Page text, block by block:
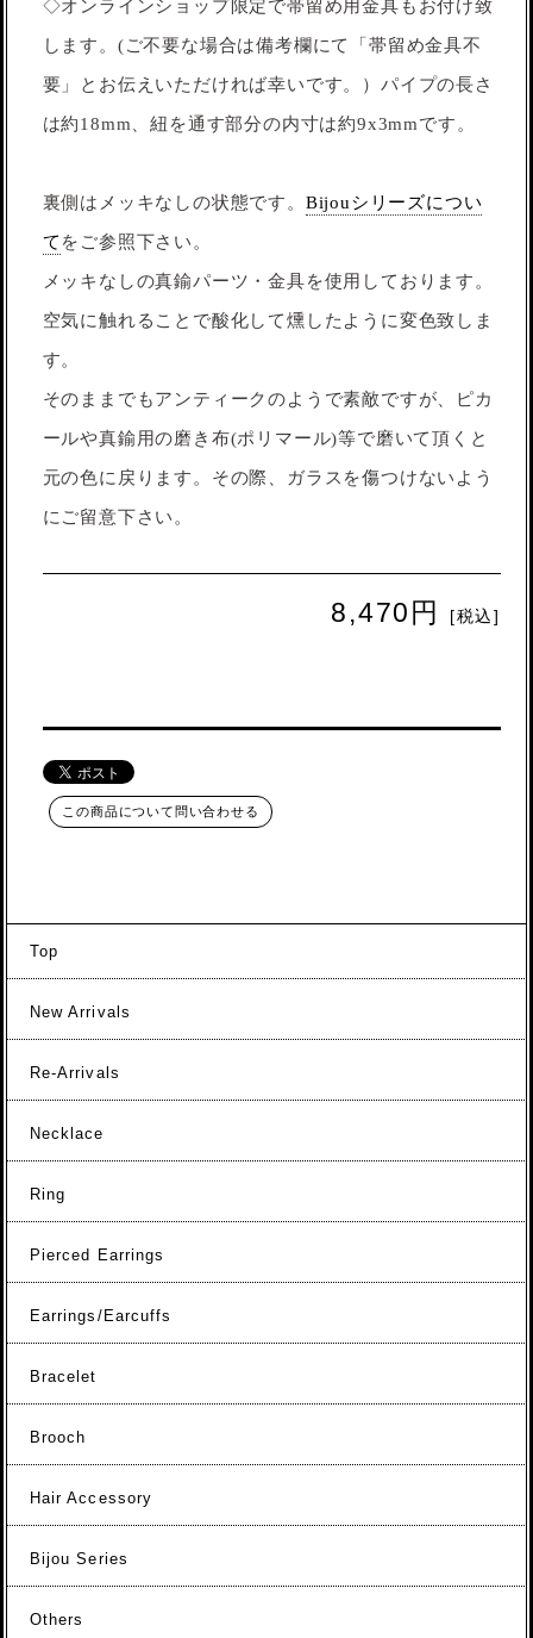
◇オンラインショップ限定で帯留め用金具もお付け致
します。(ご不要な場合は備考欄にて「帯留め金具不
要」とお伝えいただければ幸いです。）パイプの長さ
は約18mm、紐を通す部分の内寸は約9x3mmです。
裏側はメッキなしの状態です。 Bijouシリーズについ
て をご参照下さい。
メッキなしの真鍮パーツ・金具を使用しております。
空気に触れることで酸化して燻したように変色致しま
す。
そのままでもアンティークのようで素敵ですが、ピカ
ールや真鍮用の磨き布(ポリマール)等で磨いて頂くと
元の色に戻ります。その際、ガラスを傷つけないよう
にご留意下さい。
8,470円 [税込]
この商品について問い合わせる
Top
New Arrivals
Re-Arrivals
Necklace
Ring
Pierced Earrings
Earrings/Earcuffs
Bracelet
Brooch
Hair Accessory
Bijou Series
Others